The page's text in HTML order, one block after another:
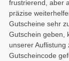
frustrierend, aber
präzise
Gutscheine sehr
Gutschein geben,
unserer
Gutscheincode